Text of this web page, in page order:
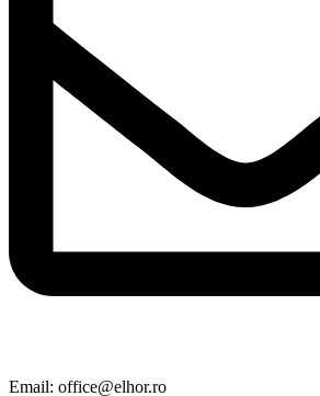
Email: office@elhor.ro